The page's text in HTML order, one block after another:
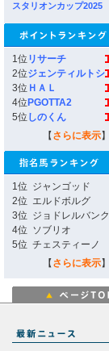
スタリオンカップ2025
1位 リサーチ
2位ジェンティルトシ
3位 ＨＡＬ
4位 PGOTTA2
5位 しのくん
【 さらに表示】
1位 ジャンゴッド
2位 エルドボルグ
3位 ジョドレルバンク
4位 ソブリオ
5位 チェスティーノ
【 さらに表示】